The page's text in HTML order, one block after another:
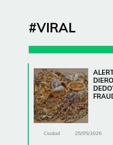
#VIRAL
Ciudad 25/05/2026